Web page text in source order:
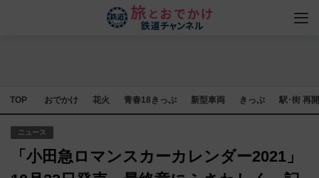
TOP おでかけ 花火 青春18きっぷ 新型車両 きっぷ 駅･街 再
ニュース
「小田急ロマンスカーカレンダー2021」